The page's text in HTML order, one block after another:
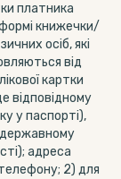
платника
книжечки/
осіб, які
від
картки
відповідному
у паспорті),
державному
адреса
2) для